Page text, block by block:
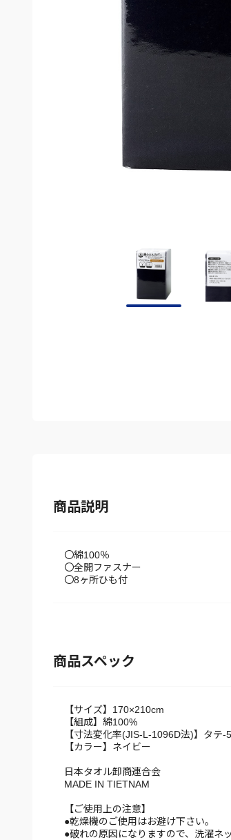
商品説明
〇綿100％
〇全開ファスナー
〇8ヶ所ひも付
商品スペック
【サイズ】170×210cm
【組成】綿100%
【寸法変化率(JIS-L-1096D法)】タテ-
【カラー】ネイビー
日本タオル卸商連合会
MADE IN TIETNAM
【ご使用上の注意】
●乾燥機のご使用はお避け下さい。
●破れの原因になりますので、洗濯ネ